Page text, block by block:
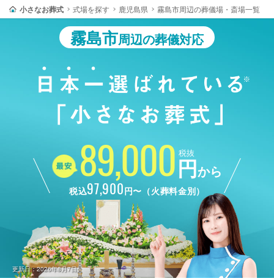
小さなお葬式 式場を探す 鹿児島県 霧島市周辺の葬儀場・斎場一覧
霧島市周辺の葬儀対応
89,000 税抜
円から
税込97,900円〜（火葬料金別）
更新日：2026年8月7日